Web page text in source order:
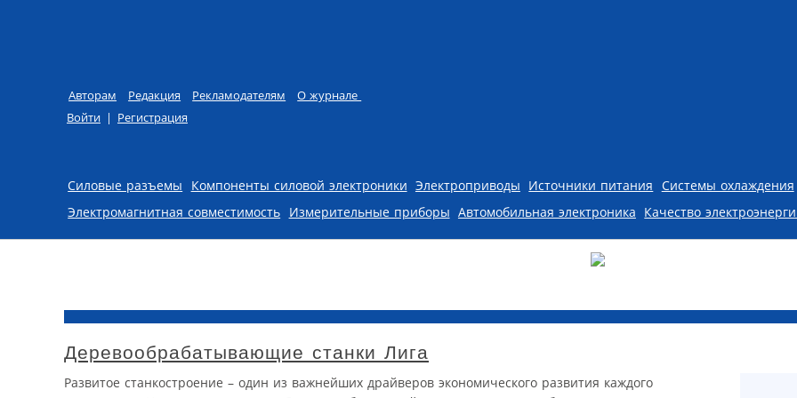
Авторам Редакция Рекламодателям
О журнале
Войти | Регистрация
Skip to content
Силовые разъемы Компоненты силовой электроники Электроприводы Источники питания Системы охлаждения
Электромагнитная совместимость Измерительные приборы Автомобильная электроника Качество
Деревообрабатывающие станки Лига
Развитое станкостроение – один из важнейших драйверов экономического развития каждого